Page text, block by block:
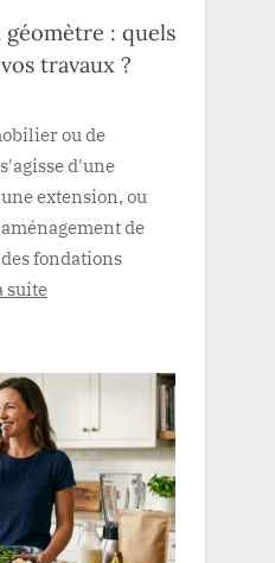
géomètre : quels
travaux ?
ou de
d'une
extension, ou
de
fondations
suite